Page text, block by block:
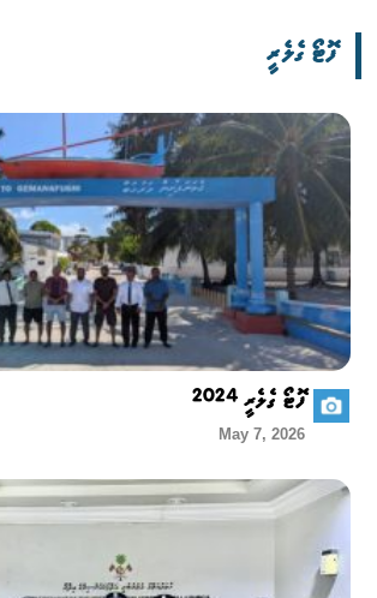
ފޮޓޯ ގެލެރީ
ފޮޓޯ ގެލެރީ 2024
May 7, 2026